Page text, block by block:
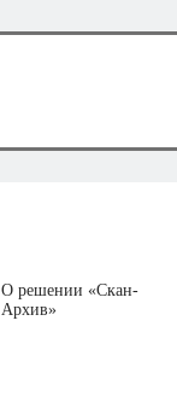
О решении «Скан-
Архив»